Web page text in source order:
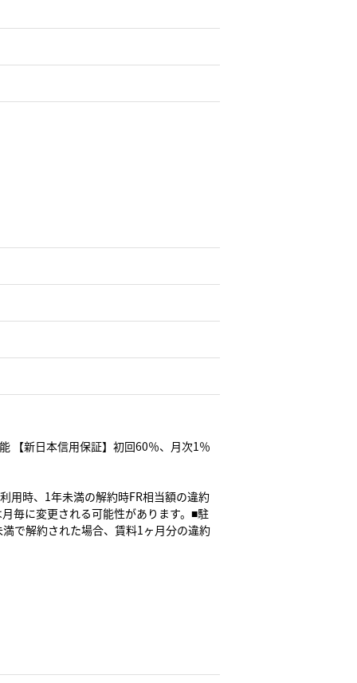
【新日本信用保証】初回60％、月次1％
時、1年未満の解約時FR相当額の違約
に変更される可能性があります。■駐
解約された場合、賃料1ヶ月分の違約